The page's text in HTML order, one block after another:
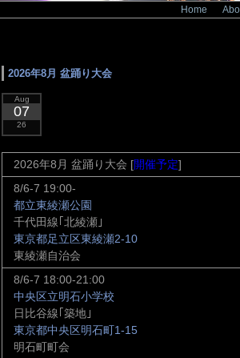
Home
2026年8月 盆踊り大会
Aug
07
26
2026年8月 盆踊り大会 [開催予定]
8/6-7 19:00-
都立東綾瀬公園
千代田線｢北綾瀬｣
東京都足立区東綾瀬2-10
東綾瀬自治会
8/6-7 18:00-21:00
中央区立明石小学校
日比谷線｢築地｣
東京都中央区明石町1-15
明石町町会